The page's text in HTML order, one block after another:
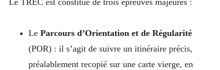
Le Parcours d’Orientation et de Régularité
(POR) : il s’agit de suivre un itinéraire précis,
préalablement recopié sur une carte vierge, en